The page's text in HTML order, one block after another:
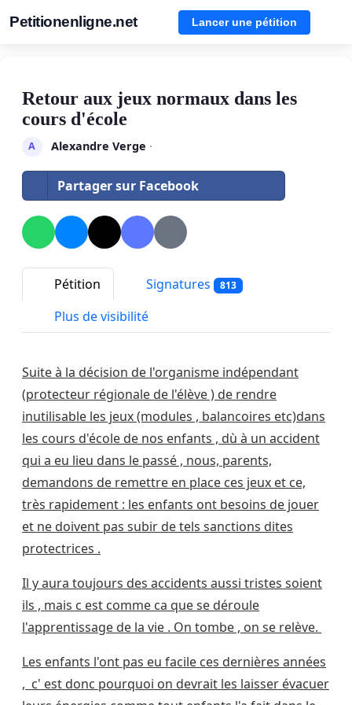
Petitionenligne.net Lancer une pétition
Retour aux jeux normaux dans les
cours d'école
A Alexandre Verge ·
Partager sur Facebook
Pétition Signatures 813
Plus de visibilité
Suite à la décision de l'organisme indépendant
(protecteur régionale de l'élève ) de rendre
inutilisable les jeux (modules , balancoires etc)dans
les cours d'école de nos enfants , dù à un accident
qui a eu lieu dans le passé , nous, parents,
demandons de remettre en place ces jeux et ce,
très rapidement : les enfants ont besoins de jouer
et ne doivent pas subir de tels sanctions dites
protectrices .
Il y aura toujours des accidents aussi tristes soient
ils , mais c est comme ca que se déroule
l'apprentissage de la vie . On tombe , on se relève.
Les enfants l'ont pas eu facile ces dernières années
, c' est donc pourquoi on devrait les laisser évacuer